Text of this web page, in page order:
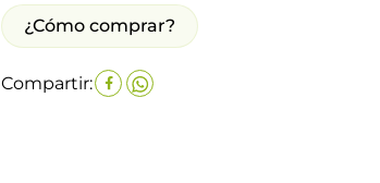
¿Cómo comprar?
Compartir: